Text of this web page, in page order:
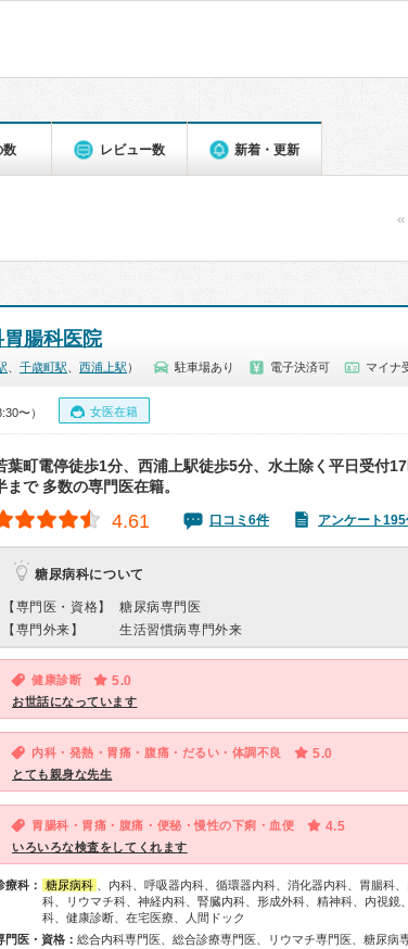
レビュー数 新着・更新
腸科医院
千歳町駅 西浦上駅 ） 駐車場あり 電子決済可 マイナ
〜） 女医在籍
葉町電停徒歩1分、西浦上駅徒歩5分、水土除く平日受付
まで 多数の専門医在籍。
4.61 口コミ6件 アンケート
糖尿病科について
【専門医・資格】
糖尿病専門医
【専門外来】
生活習慣病専門外来
健康診断 5.0
お世話になっています
内科・発熱・胃痛・腹痛・だるい・体調不良 5.0
とても親身な先生
胃腸科・胃痛・腹痛・便秘・慢性の下痢・血便 4.5
いろいろな検査をしてくれます
療科： 糖尿病科
、内科、呼吸器内科、循環器内科、消化器内科、胃腸科
科、リウマチ科、神経内科、腎臓内科、形成外科、精神科、内視鏡
科、健康診断、在宅医療、人間ドック
門医・資格：